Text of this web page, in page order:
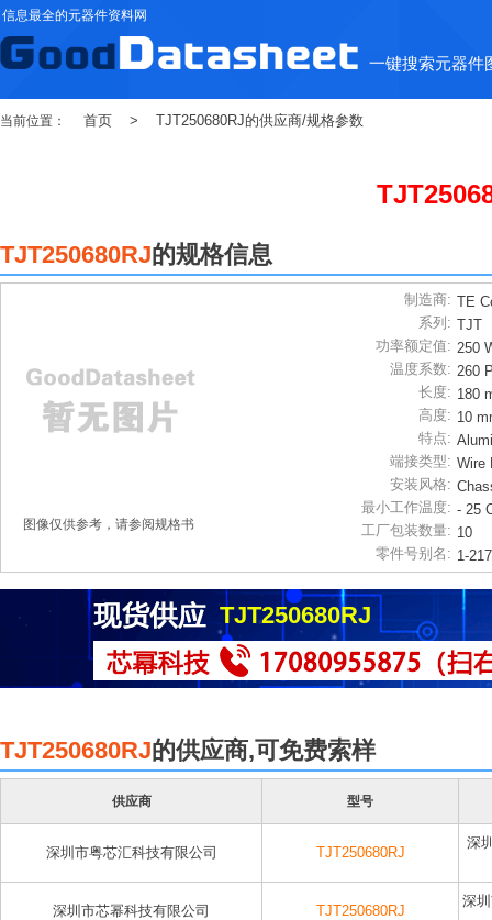
信息最全的元器件资料网
一键搜索元器件
当前位置： 首页 > TJT250680RJ的供应商/规格参数
TJT250680RJ的规格信息
图像仅供参考，请参阅规格书
制造商: TE
系列: TJT
功率额定值: 250
温度系数: 260
长度: 180
高度: 10
特点:
端接类型: Wire
安装风格:
最小工作温度: - 25
工厂包装数量: 10
零件号别名: 1-
TJT250680RJ
TJT250680RJ的供应商,可免费索样
供应商 型号
深圳市粤芯汇科技有限公司 TJT250680RJ
深
深圳市芯幂科技有限公司 TJT250680RJ
深